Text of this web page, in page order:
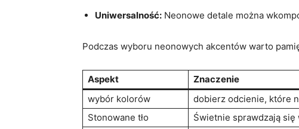
Uniwersalność: Neonowe detale można
Podczas wyboru neonowych⁢ akcentów warto
Aspekt
Znaczenie
wybór⁣ kolorów
dobierz odcienie, które⁢
Stonowane ⁤tło
Świetnie sprawdzają‌ się